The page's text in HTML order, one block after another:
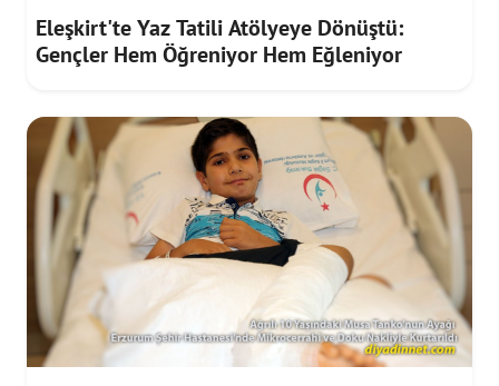
Eleşkirt'te Yaz Tatili Atölyeye Dönüştü:
Gençler Hem Öğreniyor Hem Eğleniyor